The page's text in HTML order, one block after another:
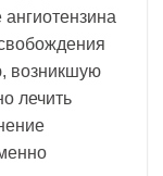
возникшую
лечить